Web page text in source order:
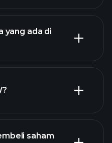
yang ada di
majikan terbesar
saham